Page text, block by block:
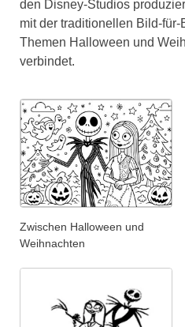
den Disney-Studios
mit der traditionellen Bild-
Themen Halloween und
verbindet.
Zwischen Halloween und
Weihnachten